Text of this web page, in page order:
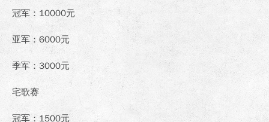
冠军：10000元
亚军：6000元
季军：3000元
宅歌赛
冠军：1500元